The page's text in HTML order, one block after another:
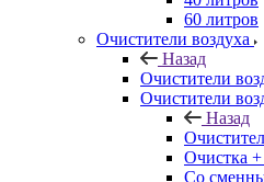
60 литров
Очистители воздуха
Назад
Очистители
Очистители
Назад
Очистка
Cо